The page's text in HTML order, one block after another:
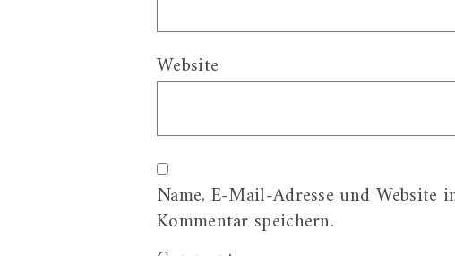
Website
Name, E-Mail-Adresse und Website
Kommentar speichern.